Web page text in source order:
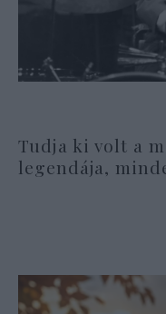
Tudja ki volt a
legendája,